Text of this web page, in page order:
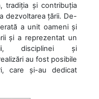
tradiția și contribuția
dezvoltarea țării. De-
a unit oameni și
și a reprezentat un
disciplinei și
au fost posibile
care și-au dedicat